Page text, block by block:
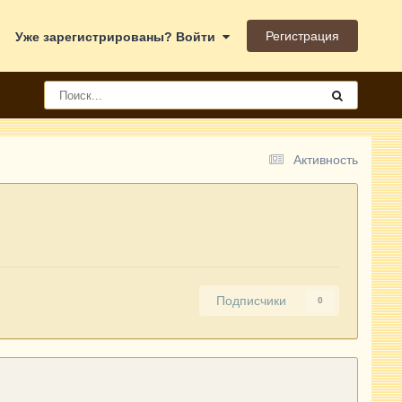
Уже зарегистрированы? Войти Регистрация
Активность
Подписчики 0